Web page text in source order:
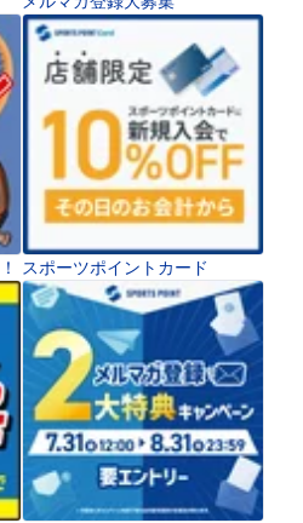
スポーツポイントカード